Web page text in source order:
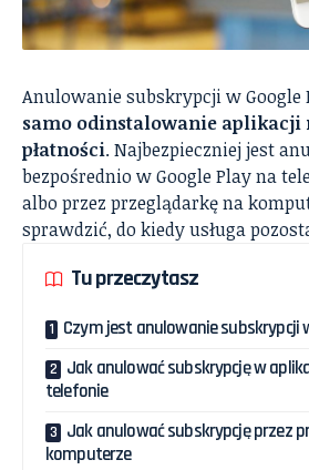
Anulowanie subskrypcji w Google
samo odinstalowanie aplikacji
płatności. Najbezpieczniej jest
bezpośrednio w Google Play na
albo przez przeglądarkę na
sprawdzić, do kiedy usługa
Tu przeczytasz
Czym jest anulowanie subskrypcji
Jak anulować subskrypcję w
telefonie
Jak anulować subskrypcję przez
komputerze